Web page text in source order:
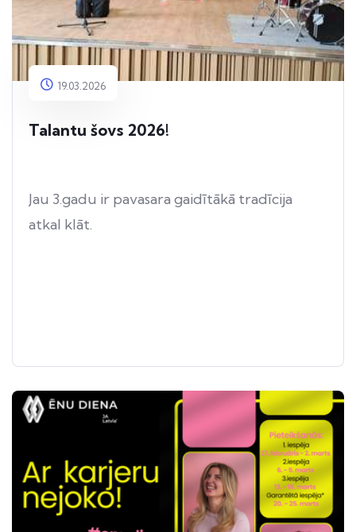
19.03.2026
Talantu šovs 2026!
Jau 3.gadu ir pavasara gaidītākā tradīcija
atkal klāt.